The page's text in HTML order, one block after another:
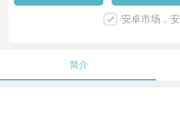
安卓市场，
简介